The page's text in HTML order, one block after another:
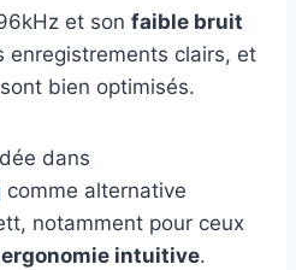
et son faible bruit
enregistrements clairs, et
bien optimisés.
dans
comme alternative
notamment pour ceux
intuitive.